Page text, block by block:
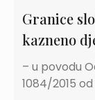
Granice
kazneno
– u povodu
1084/2015 od